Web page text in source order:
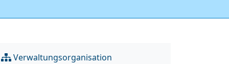
Verwaltungsorganisation